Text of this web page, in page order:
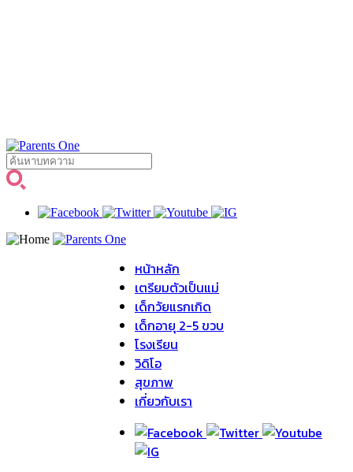
หน้าหลัก
เตรียมตัวเป็นแม่
เด็กวัยแรกเกิด
เด็กอายุ 2-5 ขวบ
โรงเรียน
วิดิโอ
สุขภาพ
เกี่ยวกับเรา